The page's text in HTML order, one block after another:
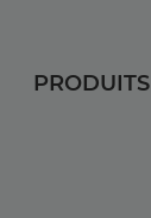
PRODUITS